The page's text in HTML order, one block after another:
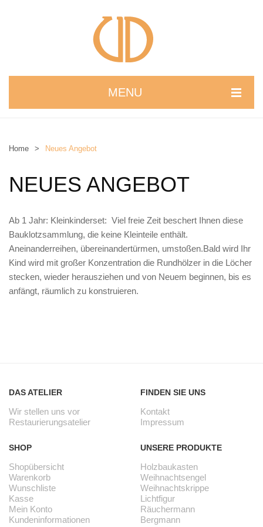
MENU
WIR STELLEN UNS VOR
ONLINESHOP
alle Produkte
Weihnachtskrippe
Weihnachtsengel
Geschenkverpackung
Warenkorb
Kundeninformationen
Mein Konto
KONTAKT
Home > Neues Angebot
NEUES ANGEBOT
Ab 1 Jahr: Kleinkinderset: Viel freie Zeit beschert Ihnen diese
Bauklotzsammlung, die keine Kleinteile enthält.
Aneinanderreihen, übereinandertürmen, umstoßen.Bald wird Ihr
Kind wird mit großer Konzentration die Rundhölzer in die Löcher
stecken, wieder herausziehen und von Neuem beginnen, bis es
anfängt, räumlich zu konstruieren.
DAS ATELIER
Wir stellen uns vor
Restaurierungsatelier
SHOP
Shopübersicht
Warenkorb
Wunschliste
Kasse
Mein Konto
Kundeninformationen
FINDEN SIE UNS
Kontakt
Impressum
UNSERE PRODUKTE
Holzbaukasten
Weihnachtsengel
Weihnachtskrippe
Lichtfigur
Räuchermann
Bergmann